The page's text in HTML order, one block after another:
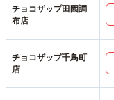
チョコザップ田園調
布店
チョコザップ千鳥町
店